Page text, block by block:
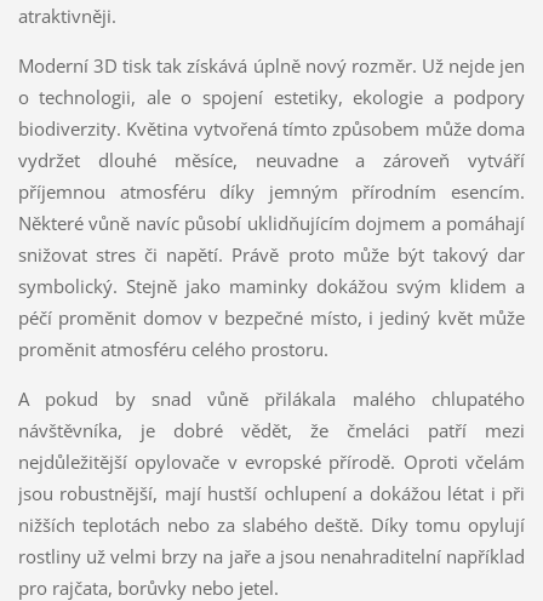
atraktivněji.
Moderní 3D tisk tak získává úplně nový rozměr. Už nejde jen
o technologii, ale o spojení estetiky, ekologie a podpory
biodiverzity. Květina vytvořená tímto způsobem může doma
vydržet dlouhé měsíce, neuvadne a zároveň vytváří
příjemnou atmosféru díky jemným přírodním esencím.
Některé vůně navíc působí uklidňujícím dojmem a pomáhají
snižovat stres či napětí. Právě proto může být takový dar
symbolický. Stejně jako maminky dokážou svým klidem a
péčí proměnit domov v bezpečné místo, i jediný květ může
proměnit atmosféru celého prostoru.
A pokud by snad vůně přilákala malého chlupatého
návštěvníka, je dobré vědět, že čmeláci patří mezi
nejdůležitější opylovače v evropské přírodě. Oproti včelám
jsou robustnější, mají hustší ochlupení a dokážou létat i při
nižších teplotách nebo za slabého deště. Díky tomu opylují
rostliny už velmi brzy na jaře a jsou nenahraditelní například
pro rajčata, borůvky nebo jetel.